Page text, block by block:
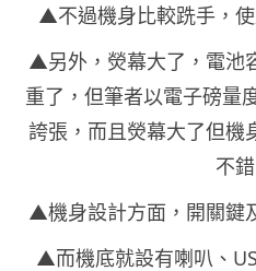
▲不過機身比較跣手，
▲另外，熒幕大了，電池
重了，但筆者以電子磅量
誇張，而且熒幕大了但機
不錯
▲機身設計方面，開關鍵
▲而機底就設有喇叭、